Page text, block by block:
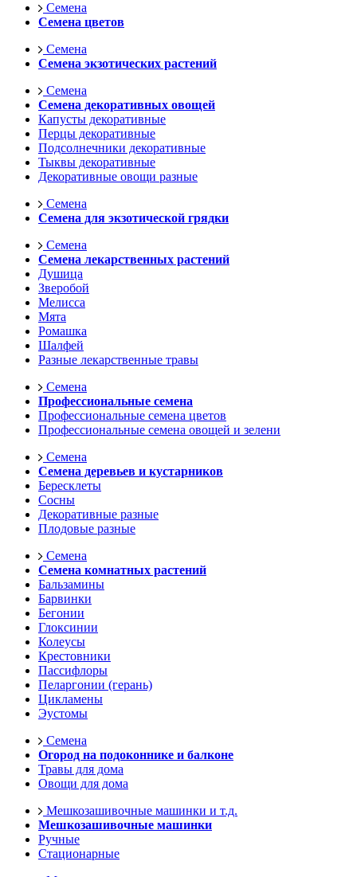
Семена
Семена цветов
Семена
Семена экзотических растений
Семена
Семена декоративных овощей
Капусты декоративные
Перцы декоративные
Подсолнечники декоративные
Тыквы декоративные
Декоративные овощи разные
Семена
Семена для экзотической грядки
Семена
Семена лекарственных растений
Душица
Зверобой
Мелисса
Мята
Ромашка
Шалфей
Разные лекарственные травы
Семена
Профессиональные семена
Профессиональные семена цветов
Профессиональные семена овощей и зелени
Семена
Семена деревьев и кустарников
Бересклеты
Сосны
Декоративные разные
Плодовые разные
Семена
Семена комнатных растений
Бальзамины
Барвинки
Бегонии
Глоксинии
Колеусы
Крестовники
Пассифлоры
Пеларгонии (герань)
Цикламены
Эустомы
Семена
Огород на подоконнике и балконе
Травы для дома
Овощи для дома
Мешкозашивочные машинки и т.д.
Мешкозашивочные машинки
Ручные
Стационарные